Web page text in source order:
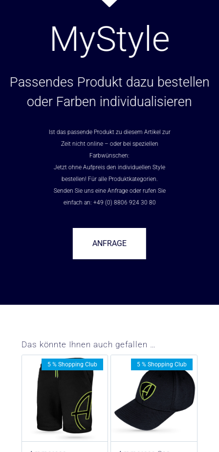
MyStyle
Passendes Produkt dazu bestellen
oder Farben individualisieren
Ist das passende Produkt zu diesem Artikel zur
Zeit nicht online – oder bei speziellen
Farbwünschen:
Jetzt ohne Aufpreis den individuellen Style
bestellen! Für alle Produktkategorien.
Senden Sie uns eine Anfrage oder rufen Sie
einfach an: +49 (0) 8806 924 30 80
ANFRAGE
Das könnte Ihnen auch gefallen …
5 % Shopping Club 5 % Shopping Club